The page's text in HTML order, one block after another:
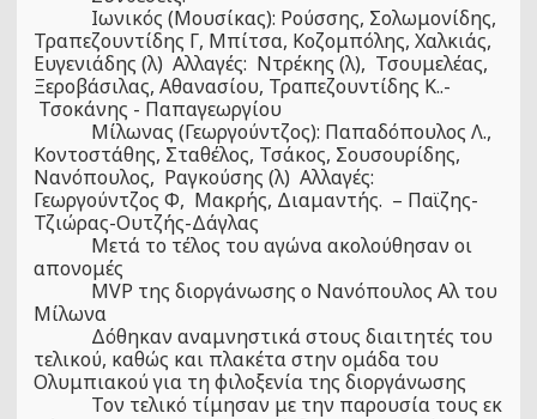
Ιωνικός (Μουσίκας): Ρούσσης, Σολωμονίδης,
Τραπεζουντίδης Γ, Μπίτσα, Κοζομπόλης, Χαλκιάς,
Ευγενιάδης (λ) Αλλαγές: Ντρέκης (λ), Τσουμελέας,
Ξεροβάσιλας, Αθανασίου, Τραπεζουντίδης Κ..-
Τσοκάνης - Παπαγεωργίου
Μίλωνας (Γεωργούντζος): Παπαδόπουλος Λ.,
Κοντοστάθης, Σταθέλος, Τσάκος, Σουσουρίδης,
Νανόπουλος, Ραγκούσης (λ) Αλλαγές:
Γεωργούντζος Φ, Μακρής, Διαμαντής. – Παϊζης-
Τζιώρας-Ουτζής-Δάγλας
Μετά το τέλος του αγώνα ακολούθησαν οι
απονομές
MVP της διοργάνωσης ο Νανόπουλος Αλ του
Μίλωνα
Δόθηκαν αναμνηστικά στους διαιτητές του
τελικού, καθώς και πλακέτα στην ομάδα του
Ολυμπιακού για τη φιλοξενία της διοργάνωσης
Τον τελικό τίμησαν με την παρουσία τους εκ